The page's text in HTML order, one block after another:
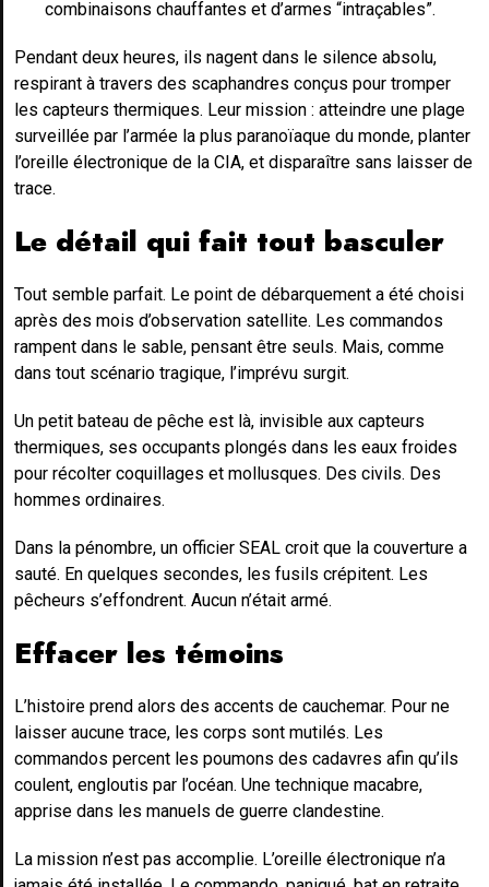
combinaisons chauffantes et d’armes “intraçables”.
Pendant deux heures, ils nagent dans le silence absolu,
respirant à travers des scaphandres conçus pour tromper
les capteurs thermiques. Leur mission : atteindre une plage
surveillée par l’armée la plus paranoïaque du monde, planter
l’oreille électronique de la CIA, et disparaître sans laisser de
trace.
Le détail qui fait tout basculer
Tout semble parfait. Le point de débarquement a été choisi
après des mois d’observation satellite. Les commandos
rampent dans le sable, pensant être seuls. Mais, comme
dans tout scénario tragique, l’imprévu surgit.
Un petit bateau de pêche est là, invisible aux capteurs
thermiques, ses occupants plongés dans les eaux froides
pour récolter coquillages et mollusques. Des civils. Des
hommes ordinaires.
Dans la pénombre, un officier SEAL croit que la couverture a
sauté. En quelques secondes, les fusils crépitent. Les
pêcheurs s’effondrent. Aucun n’était armé.
Effacer les témoins
L’histoire prend alors des accents de cauchemar. Pour ne
laisser aucune trace, les corps sont mutilés. Les
commandos percent les poumons des cadavres afin qu’ils
coulent, engloutis par l’océan. Une technique macabre,
apprise dans les manuels de guerre clandestine.
La mission n’est pas accomplie. L’oreille électronique n’a